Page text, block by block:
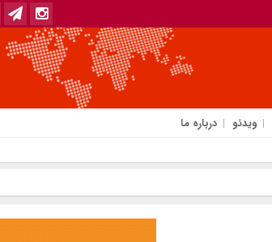
ویدئو درباره ما